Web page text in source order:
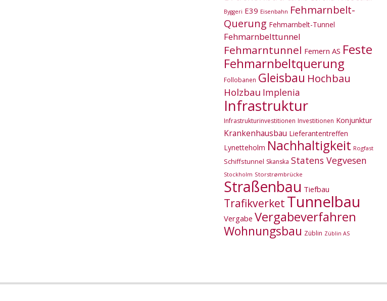
Byggeri E39 Eisenbahn Fehmarnbelt-
Querung Fehmarnbelt-Tunnel
Fehmarnbelttunnel
Fehmarntunnel Femern AS Feste
Fehmarnbeltquerung
Follobanen Gleisbau Hochbau
Holzbau Implenia
Infrastruktur
Infrastrukturinvestitionen Investitionen Konjunktur
Krankenhausbau Lieferantentreffen
Lynetteholm Nachhaltigkeit Rogfast
Schiffstunnel Skanska Statens Vegvesen
Stockholm Storstrømbrücke
Straßenbau Tiefbau
Trafikverket Tunnelbau
Vergabe Vergabeverfahren
Wohnungsbau Züblin Züblin AS